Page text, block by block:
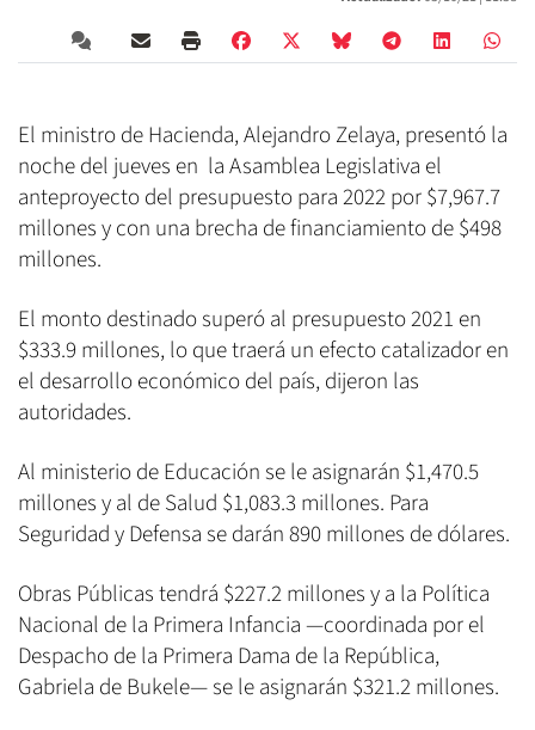
El ministro de Hacienda, Alejandro Zelaya, presentó la
noche del jueves en la Asamblea Legislativa el
anteproyecto del presupuesto para 2022 por $7,967.7
millones y con una brecha de financiamiento de $498
millones.
El monto destinado superó al presupuesto 2021 en
$333.9 millones, lo que traerá un efecto catalizador en
el desarrollo económico del país, dijeron las
autoridades.
Al ministerio de Educación se le asignarán $1,470.5
millones y al de Salud $1,083.3 millones. Para
Seguridad y Defensa se darán 890 millones de dólares.
Obras Públicas tendrá $227.2 millones y a la Política
Nacional de la Primera Infancia —coordinada por el
Despacho de la Primera Dama de la República,
Gabriela de Bukele— se le asignarán $321.2 millones.